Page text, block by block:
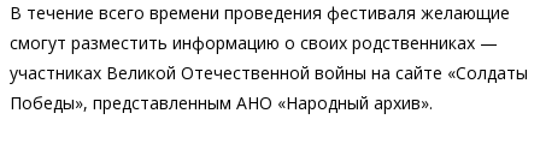
В течение всего времени проведения фестиваля желающие
смогут разместить информацию о своих родственниках —
участниках Великой Отечественной войны на сайте «Солдаты
Победы», представленным АНО «Народный архив».